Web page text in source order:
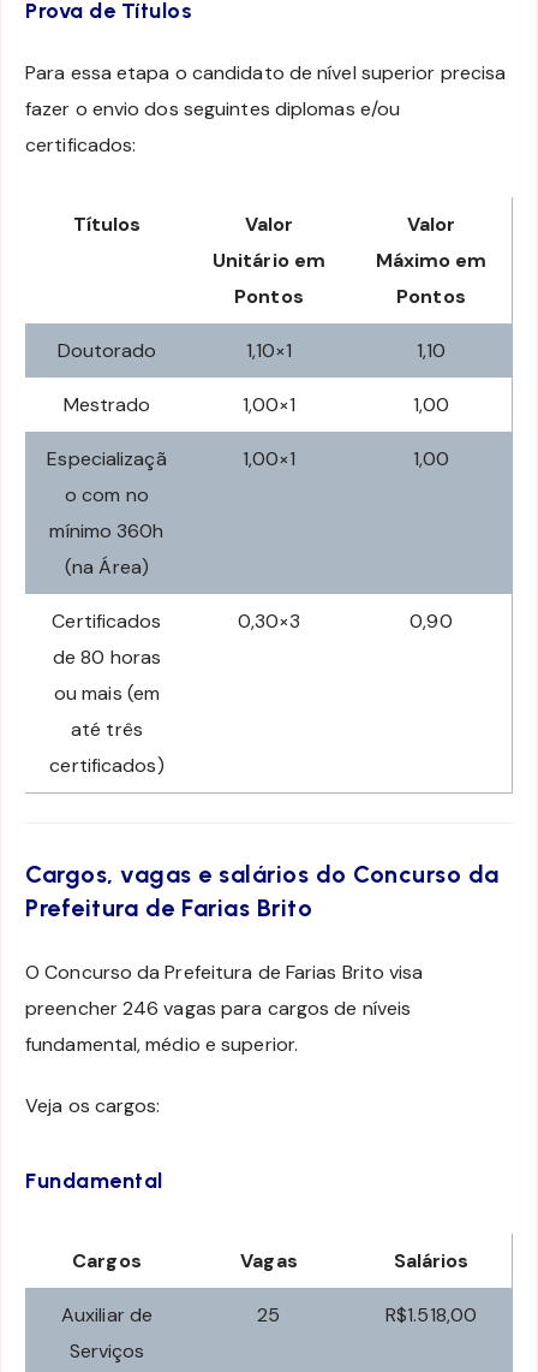
Prova de Títulos
Para essa etapa o candidato de nível superior precisa
fazer o envio dos seguintes diplomas e/ou
certificados:
Títulos
Valor
Unitário em
Pontos
Valor
Máximo em
Pontos
Doutorado 1,10×1 1,10
Mestrado 1,00×1 1,00
Especializaçã
o com no
mínimo 360h
(na Área)
1,00×1 1,00
Certificados
de 80 horas
ou mais (em
até três
certificados)
0,30×3 0,90
Cargos, vagas e salários do Concurso da
Prefeitura de Farias Brito
O Concurso da Prefeitura de Farias Brito visa
preencher 246 vagas para cargos de níveis
fundamental, médio e superior.
Veja os cargos:
Fundamental
Cargos Vagas Salários
Auxiliar de
Serviços
25 R$1.518,00